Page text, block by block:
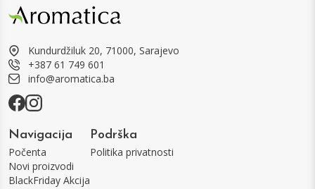
Kundurdžiluk 20, 71000, Sarajevo
+387 61 749 601
info@aromatica.ba
Navigacija
Počenta
Novi proizvodi
BlackFriday Akcija
Podrška
Politika privatnosti